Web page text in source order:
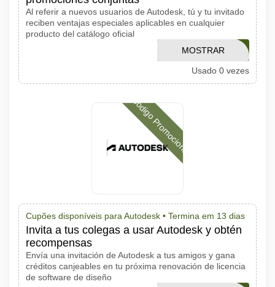
Al referir a nuevos usuarios de Autodesk, tú y tu invitado
reciben ventajas especiales aplicables en cualquier
producto del catálogo oficial
FY26EOQ2FUSION
MOSTRAR
CÓDIGO
Usado 0 vezes
Código Promocional
Cupões disponíveis para Autodesk • Termina em 13 dias
Invita a tus colegas a usar Autodesk y obtén
recompensas
Envía una invitación de Autodesk a tus amigos y gana
créditos canjeables en tu próxima renovación de licencia
de software de diseño